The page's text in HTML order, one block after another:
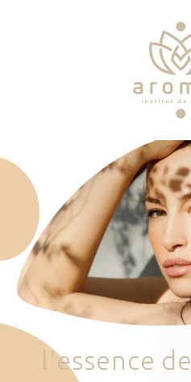
Soins
Je veux faire un bon cadeau
Plan d’accès
Prendre RDV
'essence de